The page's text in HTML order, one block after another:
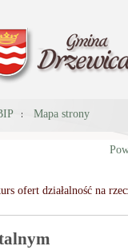
Mapa strony
ofert działalność na